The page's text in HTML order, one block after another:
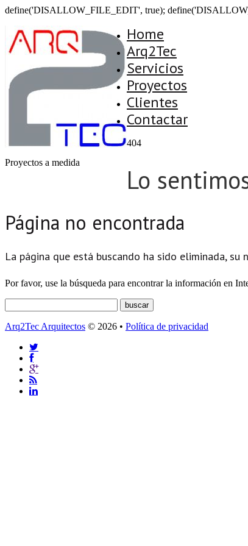
define('DISALLOW_FILE_EDIT', true);
Proyectos a medida
Home
Arq2Tec
Servicios
Proyectos
Clientes
Contactar
404
Lo
Página no encontrada
La página que está buscando ha sido eliminada,
Por favor, use la búsqueda para encontrar la información en
Arq2Tec Arquitectos © 2026 • Política de privacidad